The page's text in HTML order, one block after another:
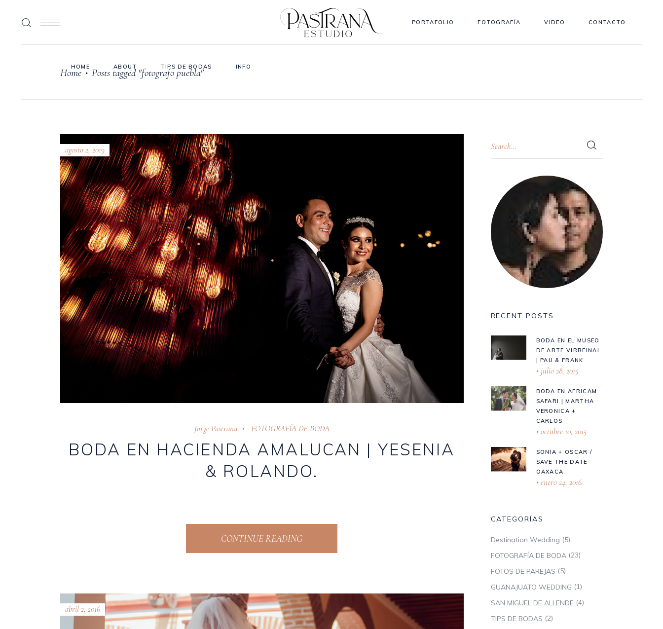
HOME ABOUT TIPS DE BODAS INFO
PORTAFOLIO FOTOGRAFÍA VIDEO CONTACTO
Home • Posts tagged "fotografo puebla"
agosto 2, 2019
Jorge Pastrana FOTOGRAFÍA DE BODA
BODA EN HACIENDA AMALUCAN | YESENIA
& ROLANDO.
CONTINUE READING
abril 2, 2016
RECENT POSTS
BODA EN EL MUSEO
DE ARTE VIRREINAL
| PAU & FRANK
julio 28, 2015
BODA EN AFRICAM
SAFARI | MARTHA
VERONICA +
CARLOS
octubre 10, 2015
SONIA + OSCAR /
SAVE THE DATE
OAXACA
enero 24, 2016
CATEGORÍAS
Destination Wedding (5)
FOTOGRAFÍA DE BODA(23)
FOTOS DE PAREJAS (5)
GUANAJUATO WEDDING (1)
SAN MIGUEL DE ALLENDE (4)
TIPS DE BODAS (2)